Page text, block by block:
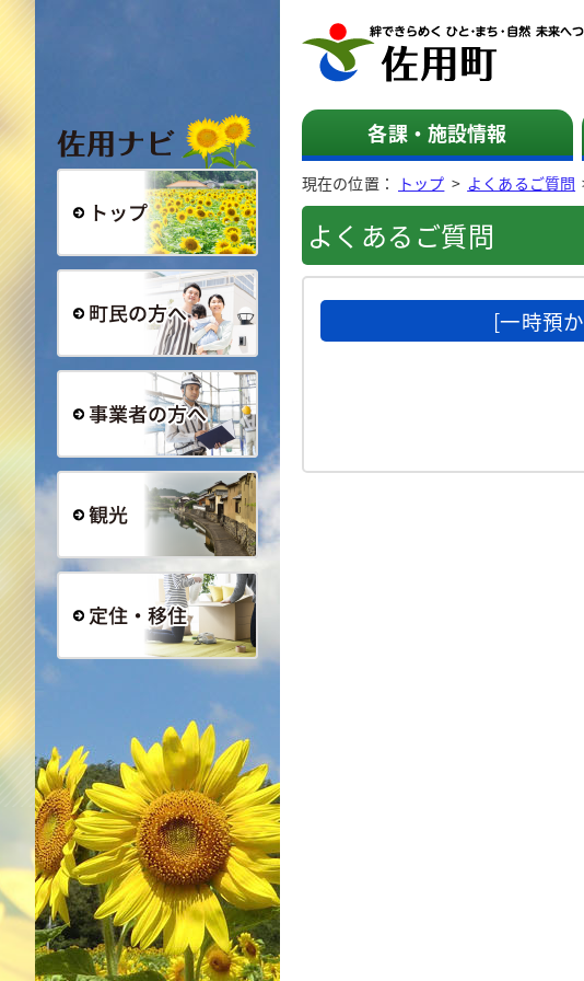
総合トップ
事業者の方へ
定住・移住
各課・施設情報
現在の位置： トップ > よくあるご質問
よくあるご質問
[一時預